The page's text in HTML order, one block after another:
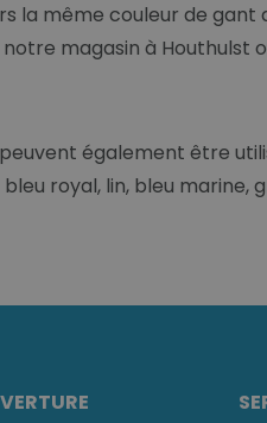
la même couleur de
magasin à Houthulst
également être
royal, lin, bleu marine,